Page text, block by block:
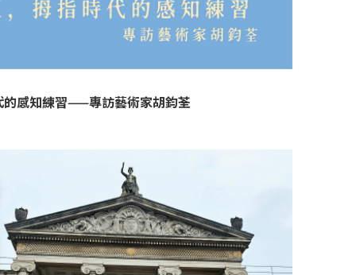
感知練習——專訪藝術家胡鈞荃